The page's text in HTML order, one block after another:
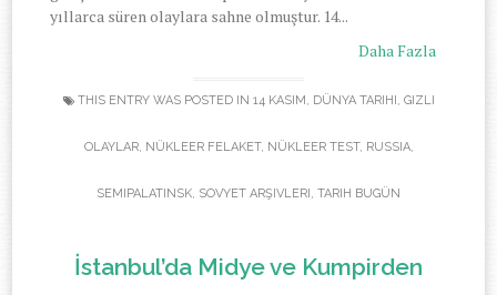
yıllarca süren olaylara sahne olmuştur. 14...
Daha Fazla
THIS ENTRY WAS POSTED IN 14 KASIM , DÜNYA TARIHI , GIZLI
OLAYLAR, NÜKLEER FELAKET, NÜKLEER TEST, RUSSIA,
SEMIPALATINSK, SOVYET ARŞIVLERI , TARIH BUGÜN
İstanbul’da Midye ve Kumpirden